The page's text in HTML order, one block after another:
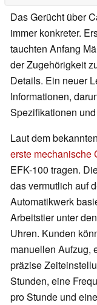
Das Gerücht über
immer konkreter.
tauchten Anfang
der Zugehörigkeit
Details. Ein neuer
Informationen,
Spezifikationen
Laut dem
erste mechanische
EFK-100 tragen.
das vermutlich auf
Automatikwerk
Arbeitstier unter
Uhren. Kunden
manuellen Aufzug,
präzise
Stunden, eine
pro Stunde und